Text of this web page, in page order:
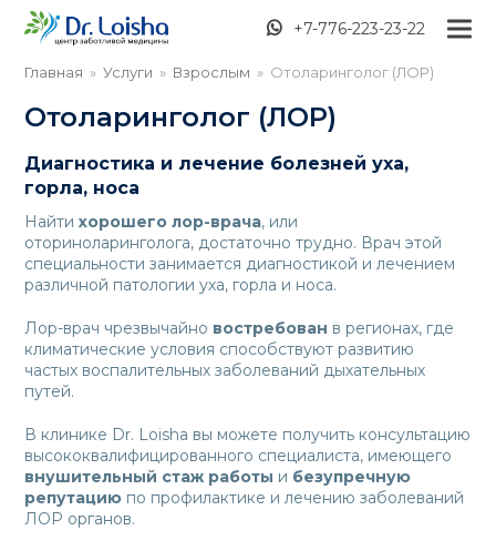
+7-776-223-23-22
Главная » Услуги » Взрослым » Отоларинголог (ЛОР)
Отоларинголог (ЛОР)
Диагностика и лечение болезней уха,
горла, носа
Найтихорошего лор-врача, или
оториноларинголога, достаточно трудно. Врач этой
специальности занимается диагностикой и лечением
различной патологии уха, горла и носа.
Лор-врач чрезвычайно востребован в регионах, где
климатические условия способствуют развитию
частых воспалительных заболеваний дыхательных
путей.
В клинике Dr. Loisha вы можете получить консультацию
высококвалифицированного специалиста, имеющего
внушительный стаж работы и безупречную
репутацию по профилактике и лечению заболеваний
ЛОР органов.